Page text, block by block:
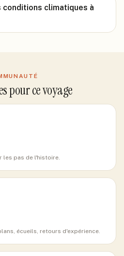
conditions climatiques à
pour ce voyage
les pas de l'histoire.
écueils, retours d'expérience.